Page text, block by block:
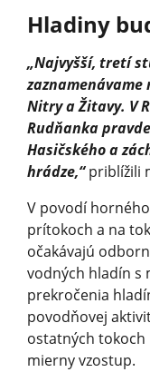
Hladiny
„Najvyšší, tretí
zaznamenávame
Nitry a Žitavy. V
Rudňanka
Hasičského a
hrádze,“priblížili
V povodí
prítokoch a na
očakávajú
vodných hladín s
prekročenia
povodňovej
ostatných
mierny vzostup.